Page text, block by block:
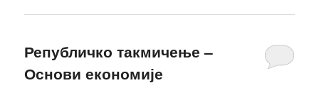
Републичко такмичење –
Основи економије